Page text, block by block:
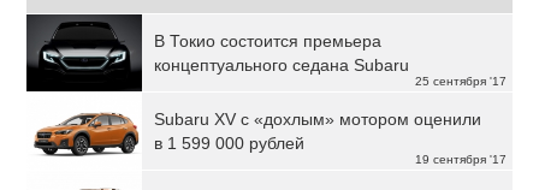
25 сентября '17
В Токио состоится премьера
концептуального седана Subaru
19 сентября '17
Subaru XV с «дохлым» мотором оценили
в 1 599 000 рублей